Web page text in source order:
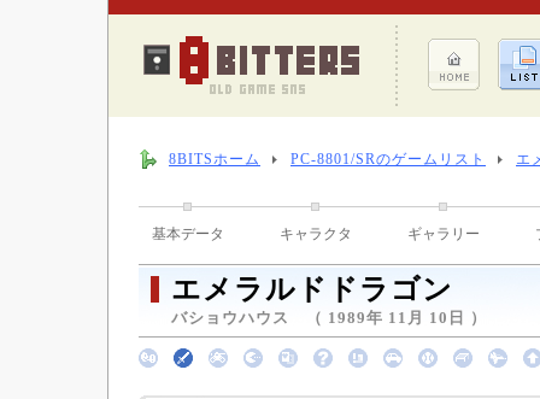
8BITSホーム PC-8801/SRのゲームリスト エ
基本データ キャラクタ ギャラリー
エメラルドドラゴン
バショウハウス （ 1989年 11月 10日 ）